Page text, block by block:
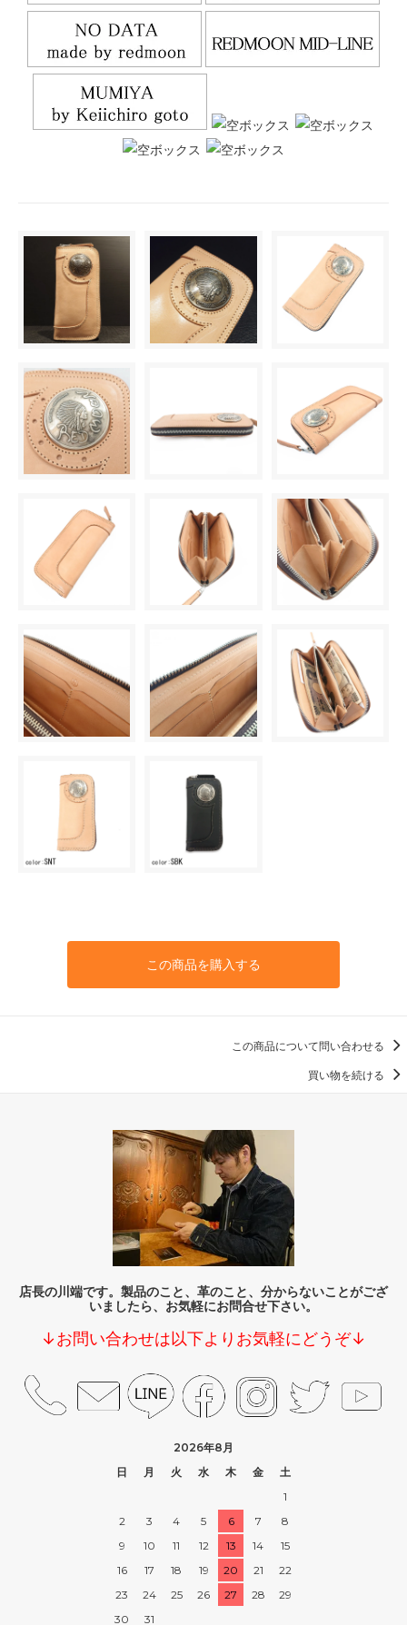
この商品を購入する
この商品について問い合わせる
買い物を続ける
店長の川端です。製品のこと、革のこと、分からないことがござ
いましたら、お気軽にお問合せ下さい。
↓お問い合わせは以下よりお気軽にどうぞ↓
2026年8月
日
月 火 水 木 金
土
1
2
3 4 5 6 7
8
9
10 11 12 13 14
15
16
17 18 19 20 21
22
23
24 25 26 27 28
29
30
31